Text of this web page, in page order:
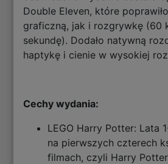
Double Eleven, które
graficzną, jak i rozgrywkę (60
sekundę). Dodało natywną
haptykę i cienie w wysokiej
Cechy wydania:
LEGO Harry Potter: Lata
na pierwszych czterech
filmach, czyli Harry